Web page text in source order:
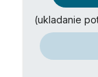
(ukladanie